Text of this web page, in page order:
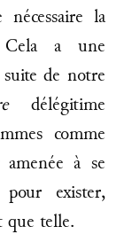
la
a une
de notre
délégitime
comme
à se
exister,
que telle.